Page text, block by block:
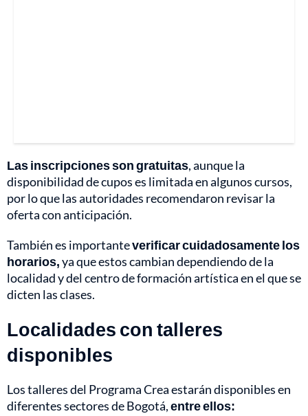
Las inscripciones son gratuitas, aunque la
disponibilidad de cupos es limitada en algunos cursos,
por lo que las autoridades recomendaron revisar la
oferta con anticipación.
También es importanteverificar cuidadosamente los
horarios,ya que estos cambian dependiendo de la
localidad y del centro de formación artística en el que se
dicten las clases.
Localidades con talleres
disponibles
Los talleres del Programa Crea estarán disponibles en
diferentes sectores de Bogotá,entre ellos: